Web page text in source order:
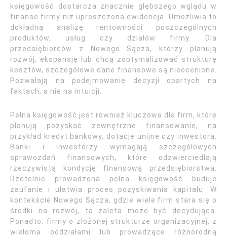
księgowość dostarcza znacznie głębszego wglądu w
finanse firmy niż uproszczona ewidencja. Umożliwia to
dokładną analizę rentowności poszczególnych
produktów, usług czy działów firmy. Dla
przedsiębiorców z Nowego Sącza, którzy planują
rozwój, ekspansję lub chcą zoptymalizować strukturę
kosztów, szczegółowe dane finansowe są nieocenione.
Pozwalają na podejmowanie decyzji opartych na
faktach, a nie na intuicji.
Pełna księgowość jest również kluczowa dla firm, które
planują pozyskać zewnętrzne finansowanie, na
przykład kredyt bankowy, dotacje unijne czy inwestora.
Banki i inwestorzy wymagają szczegółowych
sprawozdań finansowych, które odzwierciedlają
rzeczywistą kondycję finansową przedsiębiorstwa.
Rzetelnie prowadzona pełna księgowość buduje
zaufanie i ułatwia proces pozyskiwania kapitału. W
kontekście Nowego Sącza, gdzie wiele firm stara się o
środki na rozwój, ta zaleta może być decydująca.
Ponadto, firmy o złożonej strukturze organizacyjnej, z
wieloma oddziałami lub prowadzące różnorodną